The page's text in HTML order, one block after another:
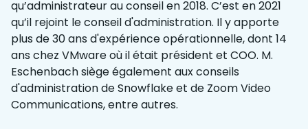
qu’administrateur au conseil en 2018. C’est en 2021
qu’il rejoint le conseil d'administration. Il y apporte
plus de 30 ans d'expérience opérationnelle, dont 14
ans chez VMware où il était président et COO. M.
Eschenbach siège également aux conseils
d'administration de Snowflake et de Zoom Video
Communications, entre autres.